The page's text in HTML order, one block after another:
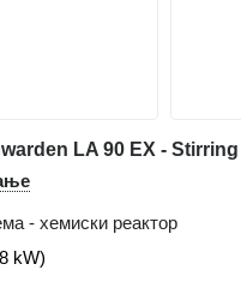
LA 90 EX - Stirring
- хемиски реактор
kW)